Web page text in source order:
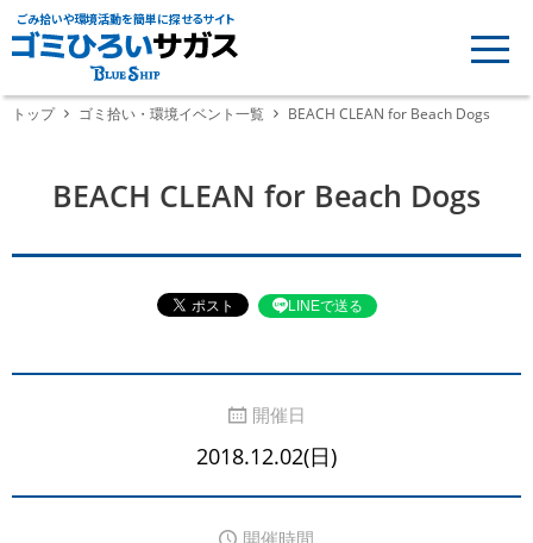
ごみ拾いや環境活動を簡単に探せるサイト
トップ ゴミ拾い・環境イベント一覧 BEACH CLEAN for Beach Dogs
BEACH CLEAN for Beach Dogs
LINEで送る
開催日
2018.12.02(日)
開催時間